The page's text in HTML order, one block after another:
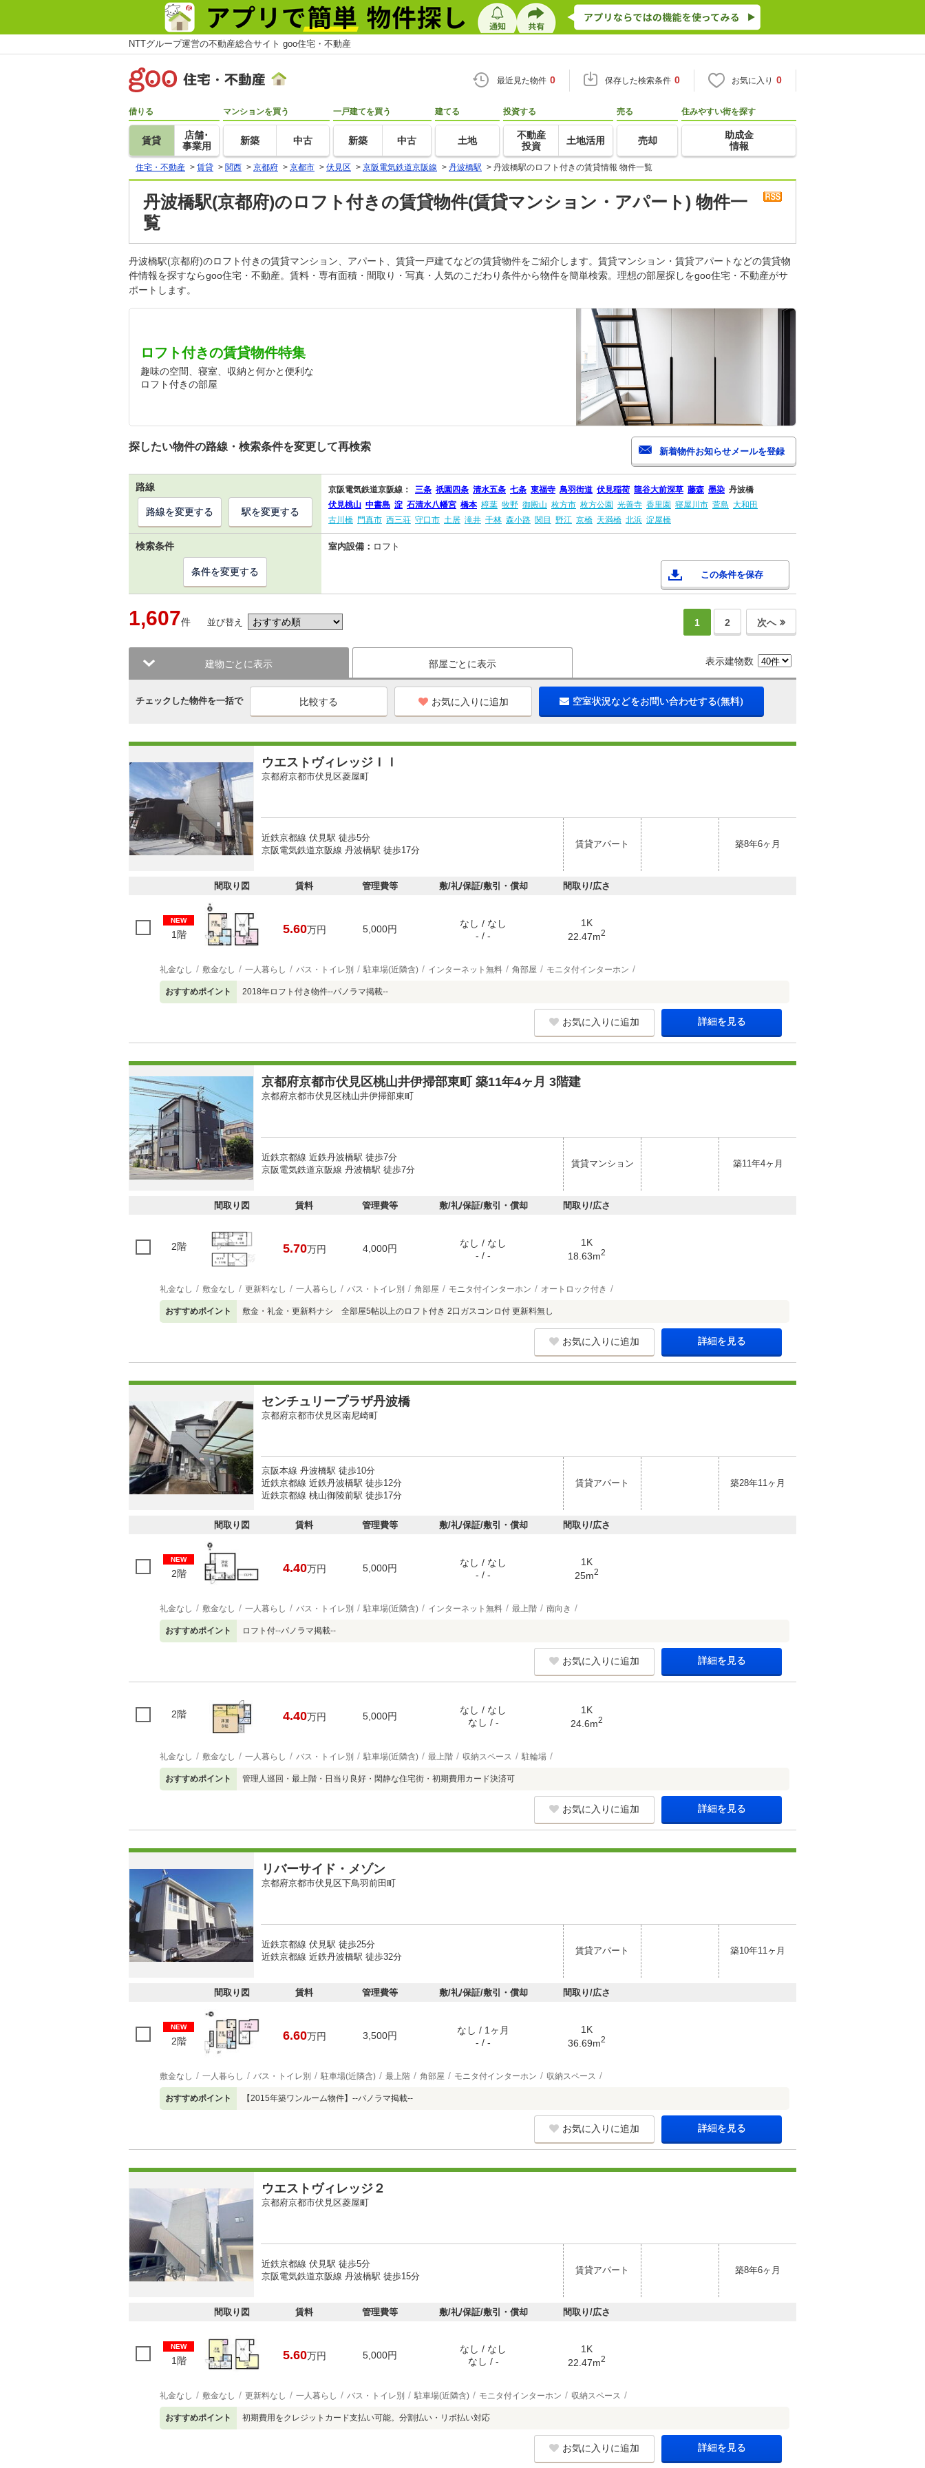
NTTグループ運営の不動産総合サイト goo住宅・不動産
最近見た物件 0 保存した検索条件 0 お気に入り 0
借りる
賃貸
店舗･
事業用
マンションを買う
新築 中古
一戸建てを買う
新築 中古
建てる
土地
投資する
不動産
投資
土地活用
売る
売却
住みやすい街を探す
助成金
情報
住宅・不動産 > 賃貸 > 関西 > 京都府 > 京都市 > 伏見区 > 京阪電気鉄道京阪線 > 丹波橋駅 > 丹波橋駅のロフト付きの賃貸情報 物件一覧
丹波橋駅(京都府)のロフト付きの賃貸物件(賃貸マンション・アパート) 物件一
覧
丹波橋駅(京都府)のロフト付きの賃貸マンション、アパート、賃貸一戸建てなどの賃貸物件をご紹介します。賃貸マンション・賃貸アパートなどの賃貸物
件情報を探すならgoo住宅・不動産。賃料・専有面積・間取り・写真・人気のこだわり条件から物件を簡単検索。理想の部屋探しをgoo住宅・不動産がサ
ポートします。
ロフト付きの賃貸物件特集
趣味の空間、寝室、収納と何かと便利な
ロフト付きの部屋
探したい物件の路線・検索条件を変更して再検索
路線 京阪電気鉄道京阪線： 三条 祇園四条 清水五条 七条 東福寺 鳥羽街道 伏見稲荷 龍谷大前深草 藤森 墨染 丹波橋
伏見桃山 中書島 淀 石清水八幡宮 橋本 樟葉 牧野 御殿山 枚方市 枚方公園 光善寺 香里園 寝屋川市 萱島 大和田
古川橋 門真市 西三荘 守口市 土居 滝井 千林 森小路 関目 野江 京橋 天満橋 北浜 淀屋橋
路線を変更する 駅を変更する
検索条件 室内設備： ロフト
この条件を保存
条件を変更する
1,607件 並び替え 1 2 次へ
建物ごとに表示 部屋ごとに表示 表示建物数
チェックした物件を一括で お気に入りに追加 空室状況などをお問い合わせする(無料)
ウエストヴィレッジＩＩ
京都府京都市伏見区菱屋町
近鉄京都線 伏見駅 徒歩5分
京阪電気鉄道京阪線 丹波橋駅 徒歩17分
賃貸アパート 築8年6ヶ月
間取り図 賃料 管理費等 敷/礼/保証/敷引・償却 間取り/広さ
NEW
1階 5.60万円 5,000円
なし / なし
- / -
1K
22.47m2
礼金なし 敷金なし 一人暮らし バス・トイレ別 駐車場(近隣含) インターネット無料 角部屋 モニタ付インターホン
おすすめポイント 2018年ロフト付き物件--パノラマ掲載--
お気に入りに追加 詳細を見る
京都府京都市伏見区桃山井伊掃部東町 築11年4ヶ月 3階建
京都府京都市伏見区桃山井伊掃部東町
近鉄京都線 近鉄丹波橋駅 徒歩7分
京阪電気鉄道京阪線 丹波橋駅 徒歩7分
賃貸マンション 築11年4ヶ月
間取り図 賃料 管理費等 敷/礼/保証/敷引・償却 間取り/広さ
2階 5.70万円 4,000円
なし / なし
- / -
1K
18.63m2
礼金なし 敷金なし 更新料なし 一人暮らし バス・トイレ別 角部屋 モニタ付インターホン オートロック付き
おすすめポイント 敷金・礼金・更新料ナシ 全部屋5帖以上のロフト付き 2口ガスコンロ付 更新料無し
お気に入りに追加 詳細を見る
センチュリープラザ丹波橋
京都府京都市伏見区南尼崎町
京阪本線 丹波橋駅 徒歩10分
近鉄京都線 近鉄丹波橋駅 徒歩12分
近鉄京都線 桃山御陵前駅 徒歩17分
賃貸アパート 築28年11ヶ月
間取り図 賃料 管理費等 敷/礼/保証/敷引・償却 間取り/広さ
NEW
2階 4.40万円 5,000円
なし / なし
- / -
1K
25m2
礼金なし 敷金なし 一人暮らし バス・トイレ別 駐車場(近隣含) インターネット無料 最上階 南向き
おすすめポイント ロフト付--パノラマ掲載--
お気に入りに追加 詳細を見る
2階 4.40万円 5,000円
なし / なし
なし / -
1K
24.6m2
礼金なし 敷金なし 一人暮らし バス・トイレ別 駐車場(近隣含) 最上階 収納スペース 駐輪場
おすすめポイント 管理人巡回・最上階・日当り良好・閑静な住宅街・初期費用カード決済可
お気に入りに追加 詳細を見る
リバーサイド・メゾン
京都府京都市伏見区下鳥羽前田町
近鉄京都線 伏見駅 徒歩25分
近鉄京都線 近鉄丹波橋駅 徒歩32分
賃貸アパート 築10年11ヶ月
間取り図 賃料 管理費等 敷/礼/保証/敷引・償却 間取り/広さ
NEW
2階 6.60万円 3,500円
なし / 1ヶ月
- / -
1K
36.69m2
敷金なし 一人暮らし バス・トイレ別 駐車場(近隣含) 最上階 角部屋 モニタ付インターホン 収納スペース
おすすめポイント 【2015年築ワンルーム物件】--パノラマ掲載--
お気に入りに追加 詳細を見る
ウエストヴィレッジ２
京都府京都市伏見区菱屋町
近鉄京都線 伏見駅 徒歩5分
京阪電気鉄道京阪線 丹波橋駅 徒歩15分
賃貸アパート 築8年6ヶ月
間取り図 賃料 管理費等 敷/礼/保証/敷引・償却 間取り/広さ
NEW
1階 5.60万円 5,000円
なし / なし
なし / -
1K
22.47m2
礼金なし 敷金なし 更新料なし 一人暮らし バス・トイレ別 駐車場(近隣含) モニタ付インターホン 収納スペース
おすすめポイント 初期費用をクレジットカード支払い可能。分割払い・リボ払い対応
お気に入りに追加 詳細を見る